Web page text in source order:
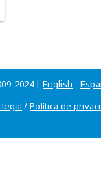
2024 | English -
/Política de